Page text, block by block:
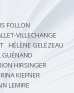
FOLLON
VILLECHANGE
HÉLÈNE GELÉZEAU
GUÉNAND
HIRSINGER
KIEFNER
LEMIRE